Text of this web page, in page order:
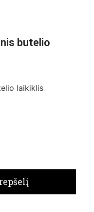
butelio
laikiklis